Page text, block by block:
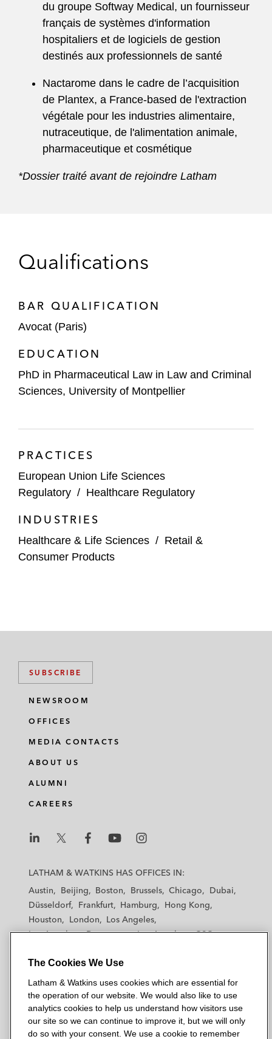
du groupe Softway Medical, un fournisseur
français de systèmes d'information
hospitaliers et de logiciels de gestion
destinés aux professionnels de santé
Nactarome dans le cadre de l’acquisition
de Plantex, a France-based de l'extraction
végétale pour les industries alimentaire,
nutraceutique, de l'alimentation animale,
pharmaceutique et cosmétique
*Dossier traité avant de rejoindre Latham
Qualifications
BAR QUALIFICATION
Avocat (Paris)
EDUCATION
PhD in Pharmaceutical Law in Law and Criminal
Sciences, University of Montpellier
PRACTICES
European Union Life Sciences
Regulatory / Healthcare Regulatory
INDUSTRIES
Healthcare & Life Sciences / Retail &
Consumer Products
SUBSCRIBE
NEWSROOM
OFFICES
MEDIA CONTACTS
ABOUT US
ALUMNI
CAREERS
a
k
a
h
t
k
i
a
h
t
k
i
a
t
k
i
a
m
t
k
LATHAM & WATKINS HAS OFFICES IN:
Austin
Beijing Boston Brussels Chicago
Dubai
Düsseldorf
Frankfurt Hamburg
Hong Kong
Houston
London
Los Angeles
Los Angeles — Downtown
Los Angeles — GSO
New York
Orange County
San Diego
San Francisco Seoul
Silicon Valley
Singapore
Tel Aviv Tokyo Washington, D.C.
The Cookies We Use
Latham & Watkins uses cookies which are essential for
the operation of our website. We would also like to use
analytics cookies to help us understand how visitors use
our site so we can continue to improve it, but we will only
do so with your consent. We use a cookie to remember